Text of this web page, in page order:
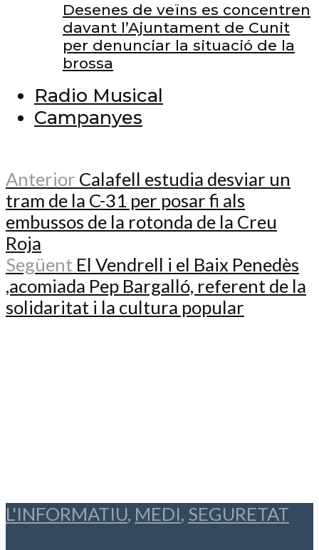
Desenes de veïns es concentren
davant l’Ajuntament de Cunit
per denunciar la situació de la
brossa
Radio Musical
Campanyes
Anterior Calafell estudia desviar un
tram de la C-31 per posar fi als
embussos de la rotonda de la Creu
Roja
Següent El Vendrell i el Baix Penedès
,acomiada Pep Bargalló, referent de la
solidaritat i la cultura popular
L'INFORMATIU, MEDI, SEGURETAT